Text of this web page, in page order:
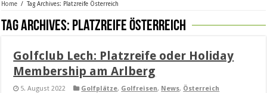
Home / Tag Archives: Platzreife Österreich
Tag Archives: Platzreife Österreich
Golfclub Lech: Platzreife oder Holiday
Membership am Arlberg
5. August 2022 Golfplätze, Golfreisen, News, Österreich